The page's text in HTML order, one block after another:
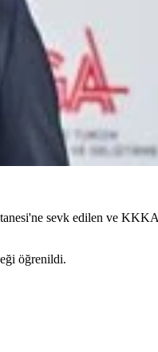
sevk edilen ve
öğrenildi.